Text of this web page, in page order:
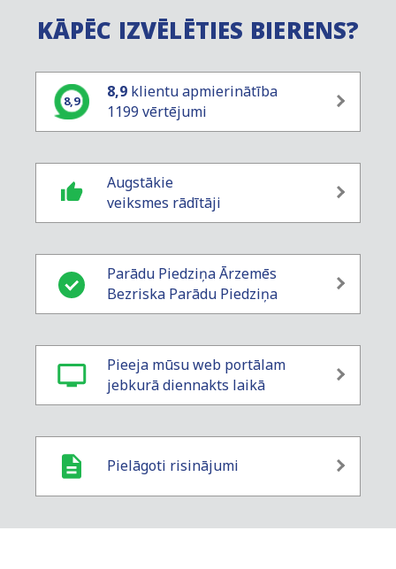
KĀPĒC IZVĒLĒTIES BIERENS?
8,9 8,9 klientu apmierinātība
1199 vērtējumi
Augstākie
veiksmes rādītāji
Parādu Piedziņa Ārzemēs
Bezriska Parādu Piedziņa
Pieeja mūsu web portālam
jebkurā diennakts laikā
Pielāgoti risinājumi